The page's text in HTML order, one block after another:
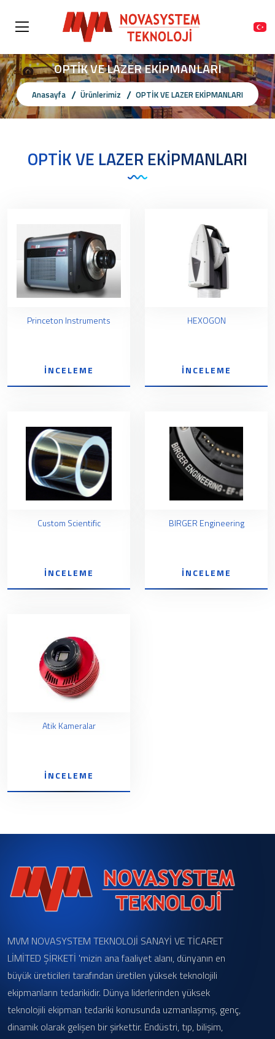
OPTİK VE LAZER EKİPMANLARI
Anasayfa Ürünlerimiz OPTİK VE LAZER EKİPMANLARI
OPTİK VE LAZER EKİPMANLARI
Princeton Instruments
İNCELEME
HEXOGON
İNCELEME
Custom Scientific
İNCELEME
BIRGER Engineering
İNCELEME
Atik Kameralar
İNCELEME
MVM NOVASYSTEM TEKNOLOJİ SANAYİ VE TİCARET
LİMİTED ŞİRKETİ 'mizin ana faaliyet alanı, dünyanın en
büyük üreticileri tarafından üretilen yüksek teknolojili
ekipmanların tedarikidir. Dünya liderlerinden yüksek
teknolojili ekipman tedariki konusunda uzmanlaşmış, genç,
dinamik olarak gelişen bir şirkettir. Endüstri, tıp, bilişim,